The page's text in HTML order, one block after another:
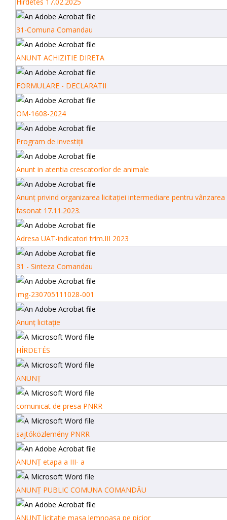
31-Comuna Comandau
ANUNT ACHIZITIE DIRETA
FORMULARE - DECLARATII
OM-1608-2024
Program de investiții
Anunt in atentia crescatorilor de animale
Anunț privind organizarea licitației intermediare pentru
fasonat 17.11.2023.
Adresa UAT-indicatori trim.III 2023
31 - Sinteza Comandau
img-230705111028-001
Anunț licitație
HÍRDETÉS
ANUNȚ
comunicat de presa PNRR
sajtóközlemény PNRR
ANUNȚ etapa a III- a
ANUNȚ PUBLIC COMUNA COMANDĂU
ANUNȚ licitatie masa lemnoasa pe picior